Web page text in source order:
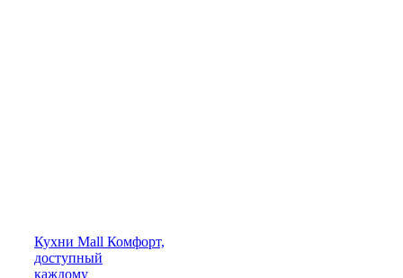
Кухни Mall Комфорт,
доступный
каждому